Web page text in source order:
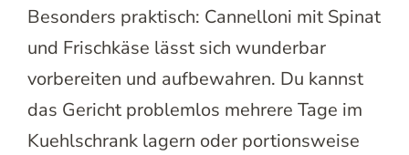
Besonders praktisch: Cannelloni mit Spinat
und Frischkäse lässt sich wunderbar
vorbereiten und aufbewahren. Du kannst
das Gericht problemlos mehrere Tage im
Kuehlschrank lagern oder portionsweise